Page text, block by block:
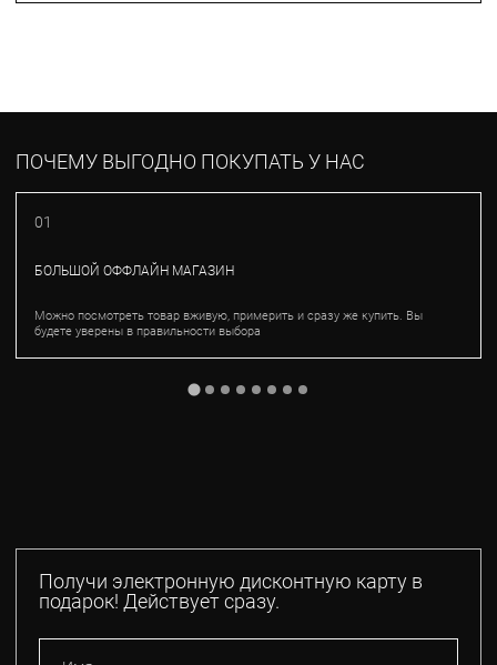
ПОЧЕМУ ВЫГОДНО ПОКУПАТЬ У НАС
01
БОЛЬШОЙ ОФФЛАЙН МАГАЗИН
Можно посмотреть товар вживую, примерить и сразу же купить. Вы
будете уверены в правильности выбора
Получи электронную дисконтную карту в
подарок! Действует сразу.